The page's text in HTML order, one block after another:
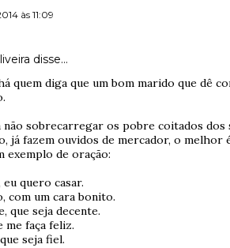
às 11:09
disse…
quem diga que um bom marido que dê
não sobrecarregar os pobre coitados
já fazem ouvidos de mercador, o
exemplo de oração:
eu quero casar.
com um cara bonito.
que seja decente.
me faça feliz.
seja fiel.